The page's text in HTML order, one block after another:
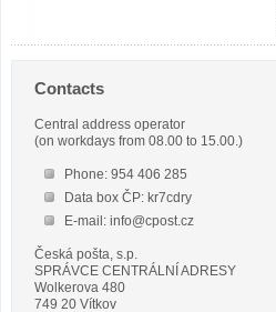
Contacts
Central address operator
(on workdays from 08.00 to 15.00.)
Phone: 954 406 285
Data box ČP: kr7cdry
E-mail: info@cpost.cz
Česká pošta, s.p.
SPRÁVCE CENTRÁLNÍ ADRESY
Wolkerova 480
749 20 Vítkov